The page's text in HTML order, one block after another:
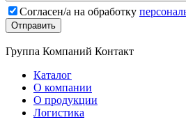
Cогласен/а на обработку
Группа Компаний Контакт
Каталог
О компании
О продукции
Логистика